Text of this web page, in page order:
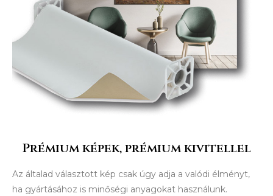
Prémium képek, prémium kivitellel
Az általad választott kép csak úgy adja a valódi élményt,
ha gyártásához is minőségi anyagokat használunk.